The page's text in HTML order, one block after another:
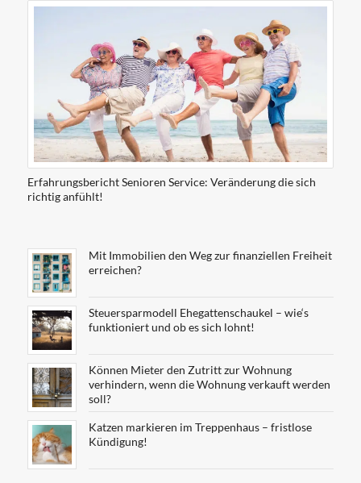
Erfahrungsbericht Senioren Service: Veränderung die sich
richtig anfühlt!
Mit Immobilien den Weg zur finanziellen Freiheit
erreichen?
Steuersparmodell Ehegattenschaukel – wie‘s
funktioniert und ob es sich lohnt!
Können Mieter den Zutritt zur Wohnung
verhindern, wenn die Wohnung verkauft werden
soll?
Katzen markieren im Treppenhaus – fristlose
Kündigung!